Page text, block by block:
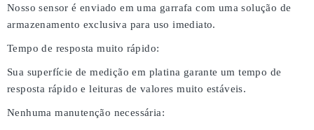
Nosso sensor é enviado em uma garrafa com uma solução de
armazenamento exclusiva para uso imediato.
Tempo de resposta muito rápido:
Sua superfície de medição em platina garante um tempo de
resposta rápido e leituras de valores muito estáveis.
Nenhuma manutenção necessária: